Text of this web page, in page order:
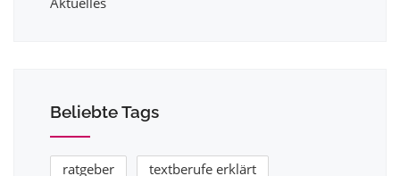
Beliebte Tags
ratgeber
textberufe erklärt